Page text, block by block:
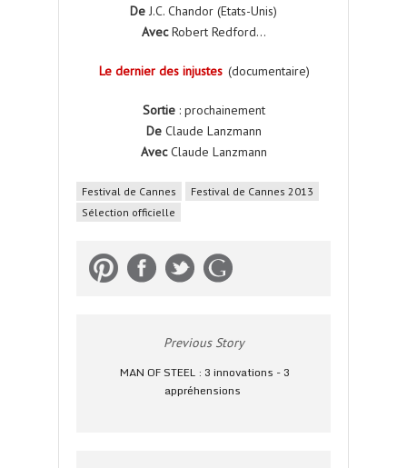
De J.C. Chandor (Etats-Unis)
AvecRobert Redford…
Le dernier des injustes (documentaire)
Sortie: prochainement
DeClaude Lanzmann
AvecClaude Lanzmann
Festival de Cannes
Festival de Cannes 2013
Sélection officielle
Previous Story
MAN OF STEEL : 3 innovations - 3
appréhensions